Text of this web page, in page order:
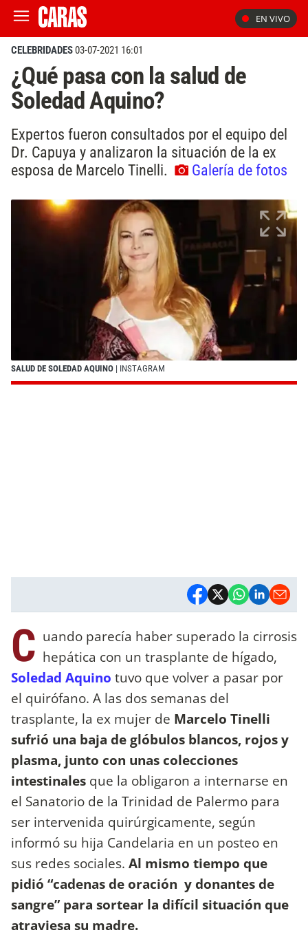
EN VIVO
CELEBRIDADES03-07-2021 16:01
¿Qué pasa con la salud de
Soledad Aquino?
Expertos fueron consultados por el equipo del
Dr. Capuya y analizaron la situación de la ex
esposa de Marcelo Tinelli.
Galería de fotos
SALUD DE SOLEDAD AQUINO | INSTAGRAM
C uando parecía haber superado la cirrosis
hepática con un trasplante de hígado,
Soledad Aquino tuvo que volver a pasar por
el quirófano. A las dos semanas del
trasplante, la ex mujer de Marcelo Tinelli
sufrió una baja de glóbulos blancos, rojos y
plasma, junto con unas colecciones
intestinales que la obligaron a internarse en
el Sanatorio de la Trinidad de Palermo para
ser intervenida quirúrgicamente, según
informó su hija Candelaria en un posteo en
sus redes sociales. Al mismo tiempo que
pidió “cadenas de oración y donantes de
sangre” para sortear la difícil situación que
atraviesa su madre.